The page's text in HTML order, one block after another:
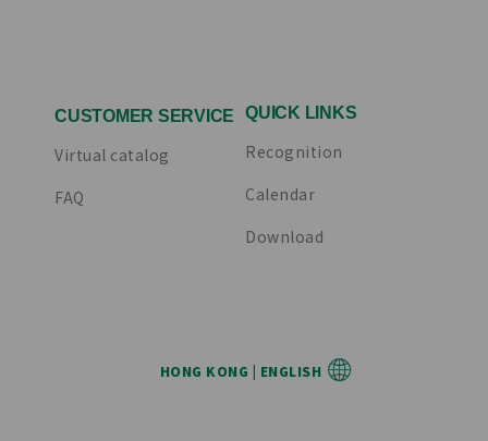
CUSTOMER SERVICE
Virtual catalog
FAQ
QUICK LINKS
Recognition
Calendar
Download
HONG KONG | ENGLISH